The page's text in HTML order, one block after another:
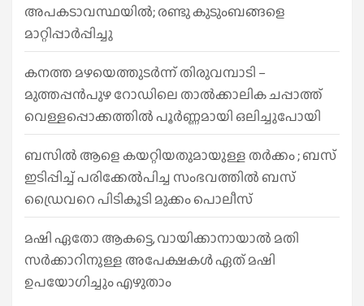
അപകടാവസ്ഥയിൽ; രണ്ടു കുടുംബങ്ങളെ
മാറ്റിപ്പാർപ്പിച്ചു
കനത്ത മഴയെത്തുടർന്ന് തിരുവമ്പാടി –
മുത്തപ്പൻപുഴ റോഡിലെ താൽക്കാലിക ചപ്പാത്ത്
വെള്ളപ്പൊക്കത്തിൽ പൂർണ്ണമായി ഒലിച്ചുപോയി
ബസിൽ ആളെ കയറ്റിയതുമായുള്ള തർക്കം ; ബസ്
ഇടിപ്പിച്ച് പരിക്കേൽപിച്ച സംഭവത്തിൽ ബസ്
ഡ്രൈവറെ പിടികൂടി മുക്കം പൊലീസ്
മഷി ഏതോ ആകട്ടെ, വായിക്കാനായാൽ മതി​
സർക്കാറിനുള്ള അപേക്ഷകൾ ഏത് മഷി
ഉപയോഗിച്ചും എഴുതാം